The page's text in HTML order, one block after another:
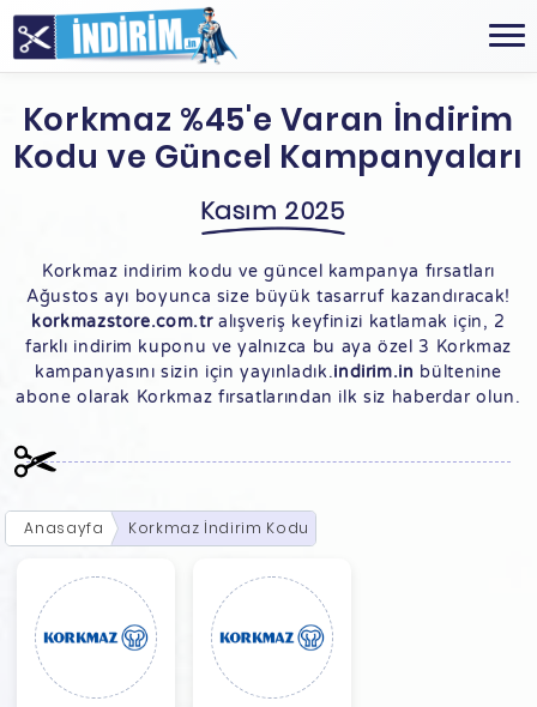
Korkmaz %45'e Varan İndirim
Kodu ve Güncel Kampanyaları
Kasım 2025
Korkmaz indirim kodu ve güncel kampanya fırsatları
Ağustos ayı boyunca size büyük tasarruf kazandıracak!
korkmazstore.com.tralışveriş keyfinizi katlamak için, 2
farklı indirim kuponu ve yalnızca bu aya özel 3 Korkmaz
kampanyasını sizin için yayınladık.indirim.in bültenine
abone olarak Korkmaz fırsatlarından ilk siz haberdar olun.
Anasayfa Korkmaz İndirim Kodu